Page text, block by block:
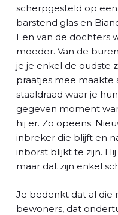
scherpgesteld op
barstend glas en
Een van de dochters
moeder. Van de
je je enkel de oudste
praatjes mee maakte
staaldraad waar je
gegeven moment
hij er. Zo opeens.
inbreker die blijft en
inborst blijkt te zijn.
maar dat zijn enkel
Je bedenkt dat al die
bewoners, dat